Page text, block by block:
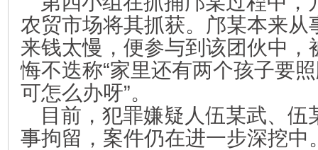
农贸市场将其抓获。邝某本来从
来钱太慢，便参与到该团伙中，
悔不迭称“家里还有两个孩子要
可怎么办呀”。
目前，犯罪嫌疑人伍某武、伍
事拘留，案件仍在进一步深挖中